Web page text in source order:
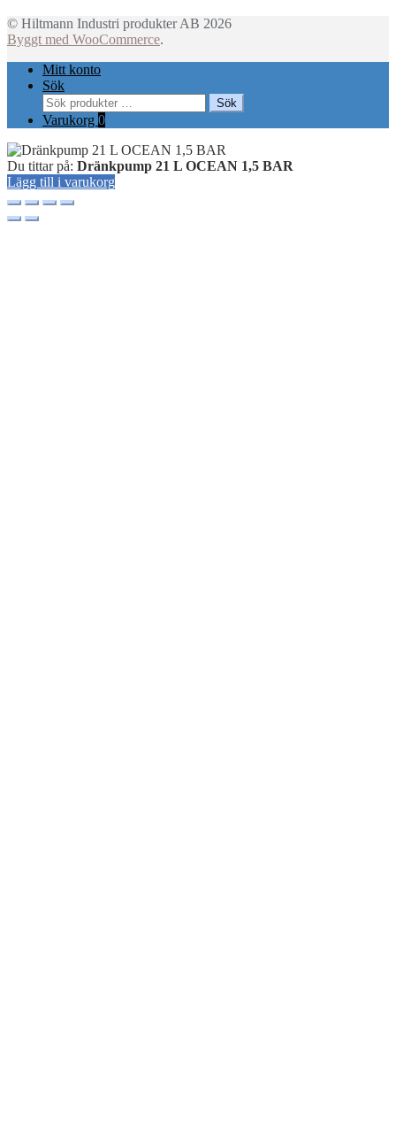
© Hiltmann Industri produkter AB 2026
Byggt med WooCommerce.
Mitt konto
Sök
Sök
efter:
Sök
Varukorg 0
Du tittar på: Dränkpump 21 L OCEAN 1,5 BAR
Lägg till i varukorg